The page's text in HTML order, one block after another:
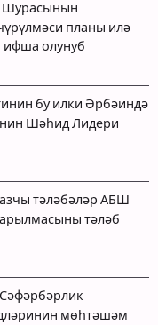
Шурасынын
планы илә
олунуб
бу илки Әрбәиндә
Шәһид Лидери
тәләбәләр АБШ
тәләб
мөһтәшәм